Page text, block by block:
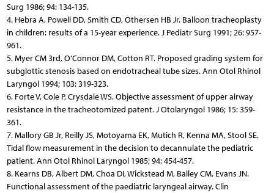
Surg 1986; 94: 134-135.
4. Hebra A, Powell DD, Smith CD, Othersen HB Jr. Balloon tracheoplasty
in children: results of a 15-year experience. J Pediatr Surg 1991; 26: 957-
961.
5. Myer CM 3rd, O’Connor DM, Cotton RT. Proposed grading system for
subglottic stenosis based on endotracheal tube sizes. Ann Otol Rhinol
Laryngol 1994; 103: 319-323.
6. Forte V, Cole P, Crysdale WS. Objective assessment of upper airway
resistance in the tracheotomized patent. J Otolaryngol 1986; 15: 359-
361.
7. Mallory GB Jr, Reilly JS, Motoyama EK, Mutich R, Kenna MA, Stool SE.
Tidal flow measurement in the decision to decannulate the pediatric
patient. Ann Otol Rhinol Laryngol 1985; 94: 454-457.
8. Kearns DB, Albert DM, Choa DI, Wickstead M, Bailey CM, Evans JN.
Functional assessment of the paediatric laryngeal airway. Clin